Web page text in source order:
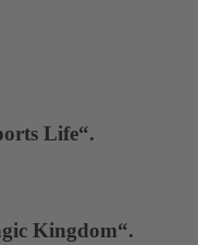
Life“.
Kingdom“.